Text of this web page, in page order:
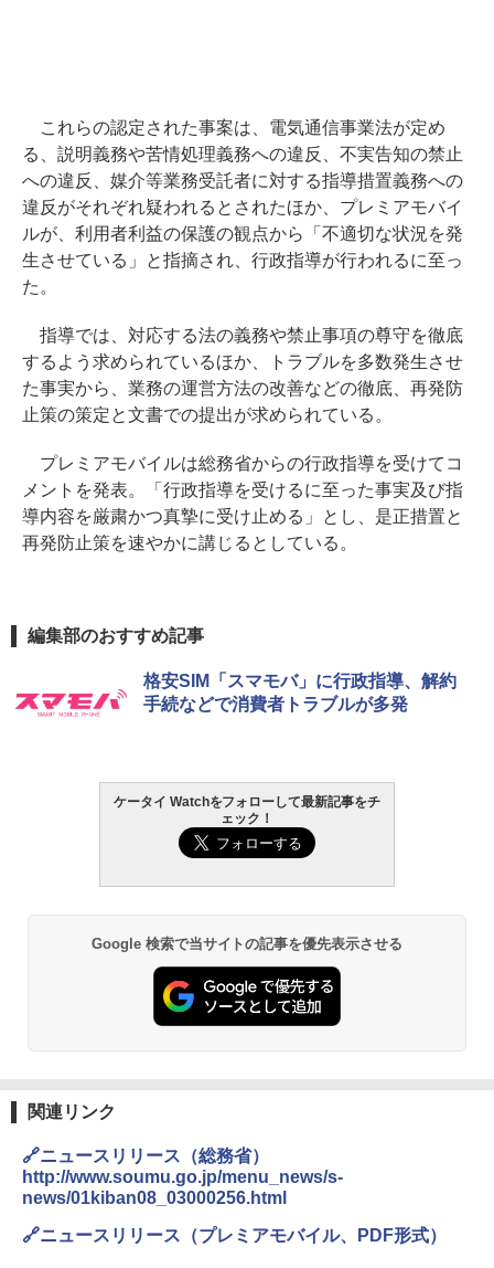
これらの認定された事案は、電気通信事業法が定め
る、説明義務や苦情処理義務への違反、不実告知の禁止
への違反、媒介等業務受託者に対する指導措置義務への
違反がそれぞれ疑われるとされたほか、プレミアモバイ
ルが、利用者利益の保護の観点から「不適切な状況を発
生させている」と指摘され、行政指導が行われるに至っ
た。
指導では、対応する法の義務や禁止事項の尊守を徹底
するよう求められているほか、トラブルを多数発生させ
た事実から、業務の運営方法の改善などの徹底、再発防
止策の策定と文書での提出が求められている。
プレミアモバイルは総務省からの行政指導を受けてコ
メントを発表。「行政指導を受けるに至った事実及び指
導内容を厳粛かつ真摯に受け止める」とし、是正措置と
再発防止策を速やかに講じるとしている。
編集部のおすすめ記事
格安SIM「スマモバ」に行政指導、解約
手続などで消費者トラブルが多発
ケータイ Watchをフォローして最新記事をチ
ェック！
Google 検索で当サイトの記事を優先表示させる
関連リンク
🔗ニュースリリース（総務省）
http://www.soumu.go.jp/menu_news/s-
news/01kiban08_03000256.html
🔗ニュースリリース（プレミアモバイル、PDF形式）